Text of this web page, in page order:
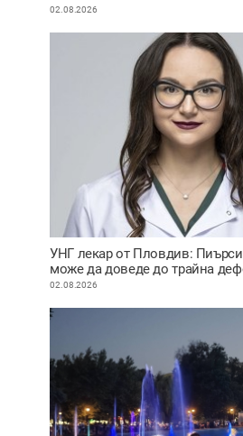
ВИДЕО
02.08.2026
УНГ лекар от Пловдив:
може да доведе до трайна
02.08.2026